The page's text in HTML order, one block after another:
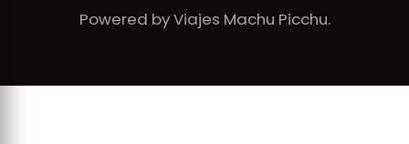
Powered by Viajes Machu Picchu.